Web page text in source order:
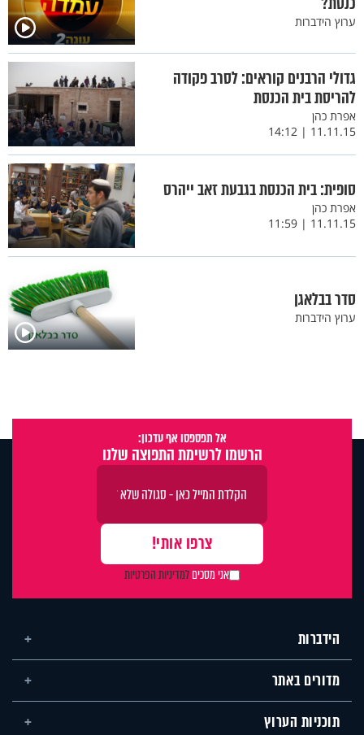
ערוץ הידברות
גדולי הרבנים קוראים: לסרב פקודה
להריסת בית הכנסת
אפרת כהן
11.11.15 | 14:12
סופית: בית הכנסת בגבעת זאב ייהרס
אפרת כהן
11.11.15 | 11:59
סדר בבלאגן
ערוץ הידברות
אל תפספסו אף עדכון:
הרשמו לרשימת התפוצה שלנו
אני מסכיםלמדיניות הפרטיות
הידברות
מדורים באתר
תוכניות הערוץ